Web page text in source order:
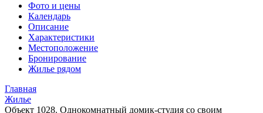
Фото и цены
Календарь
Описание
Характеристики
Местоположение
Бронирование
Жилье рядом
Главная
Жилье
Объект 1028. Однокомнатный домик-студия со своим